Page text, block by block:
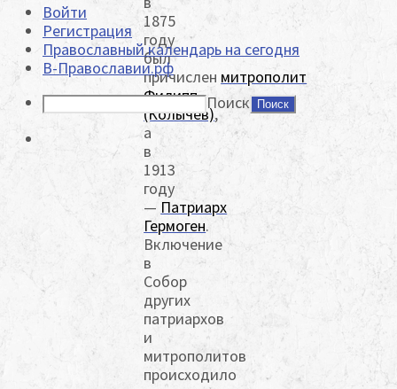
1875
году
был
причислен митрополит
Филипп
(Колычев),
а
в
1913
году
— Патриарх
Гермоген.
Включение
в
Собор
других
патриархов
и
митрополитов
происходило
Войти
Регистрация
Православный календарь на сегодня
В-Православии.рф
Поиск